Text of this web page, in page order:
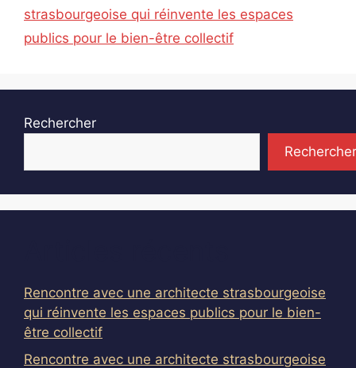
strasbourgeoise qui réinvente les espaces
publics pour le bien-être collectif
Rechercher
Rechercher
Rencontre avec une architecte strasbourgeoise
qui réinvente les espaces publics pour le bien-
être collectif
Rencontre avec une architecte strasbourgeoise